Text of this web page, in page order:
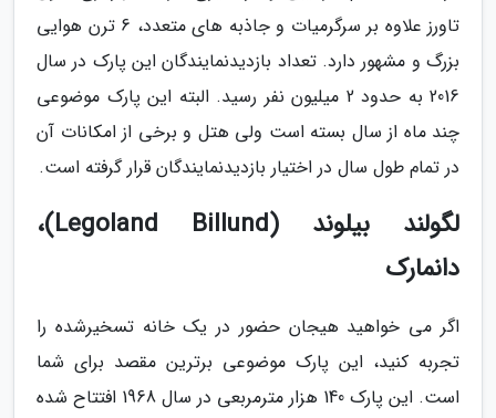
تاورز علاوه بر سرگرمیات و جاذبه های متعدد، 6 ترن هوایی
بزرگ و مشهور دارد. تعداد بازدیدنمایندگان این پارک در سال
2016 به حدود 2 میلیون نفر رسید. البته این پارک موضوعی
چند ماه از سال بسته است ولی هتل و برخی از امکانات آن
در تمام طول سال در اختیار بازدیدنمایندگان قرار گرفته است.
لگولند بیلوند (Legoland Billund)،
دانمارک
اگر می خواهید هیجان حضور در یک خانه تسخیرشده را
تجربه کنید، این پارک موضوعی برترین مقصد برای شما
است. این پارک 140 هزار مترمربعی در سال 1968 افتتاح شده